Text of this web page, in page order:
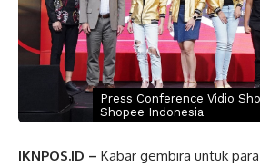
Press Conference Vidio
Shopee Indonesia
IKNPOS.ID – Kabar gembira untuk